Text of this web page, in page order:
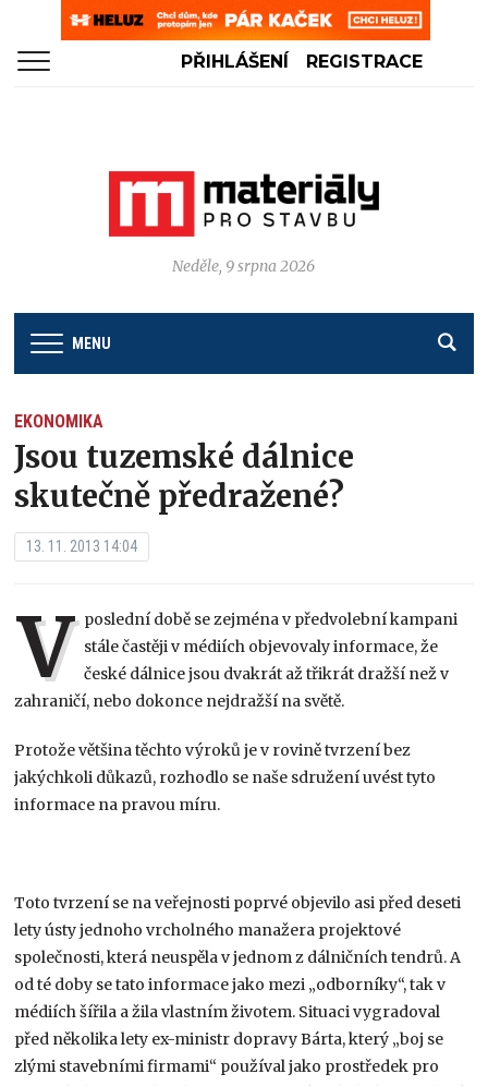
PŘIHLÁŠENÍ REGISTRACE
Neděle, 9 srpna 2026
MENU
EKONOMIKA
Jsou tuzemské dálnice
skutečně předražené?
13. 11. 2013 14:04
V poslední době se zejména v předvolební kampani
stále častěji v médiích objevovaly informace, že
české dálnice jsou dvakrát až třikrát dražší než v
zahraničí, nebo dokonce nejdražší na světě.
Protože většina těchto výroků je v rovině tvrzení bez
jakýchkoli důkazů, rozhodlo se naše sdružení uvést tyto
informace na pravou míru.
Toto tvrzení se na veřejnosti poprvé objevilo asi před deseti
lety ústy jednoho vrcholného manažera projektové
společnosti, která neuspěla v jednom z dálničních tendrů. A
od té doby se tato informace jako mezi „odborníky“, tak v
médiích šířila a žila vlastním životem. Situaci vygradoval
před několika lety ex-ministr dopravy Bárta, který „boj se
zlými stavebními firmami“ používal jako prostředek pro